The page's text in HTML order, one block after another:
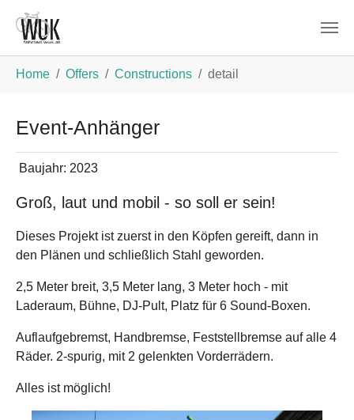
Home Offers Constructions detail
Event-Anhänger
Baujahr: 2023
Groß, laut und mobil - so soll er sein!
Dieses Projekt ist zuerst in den Köpfen gereift, dann in
den Plänen und schließlich Stahl geworden.
2,5 Meter breit, 3,5 Meter lang, 3 Meter hoch - mit
Laderaum, Bühne, DJ-Pult, Platz für 6 Sound-Boxen.
Auflaufgebremst, Handbremse, Feststellbremse auf alle 4
Räder. 2-spurig, mit 2 gelenkten Vorderrädern.
Alles ist möglich!